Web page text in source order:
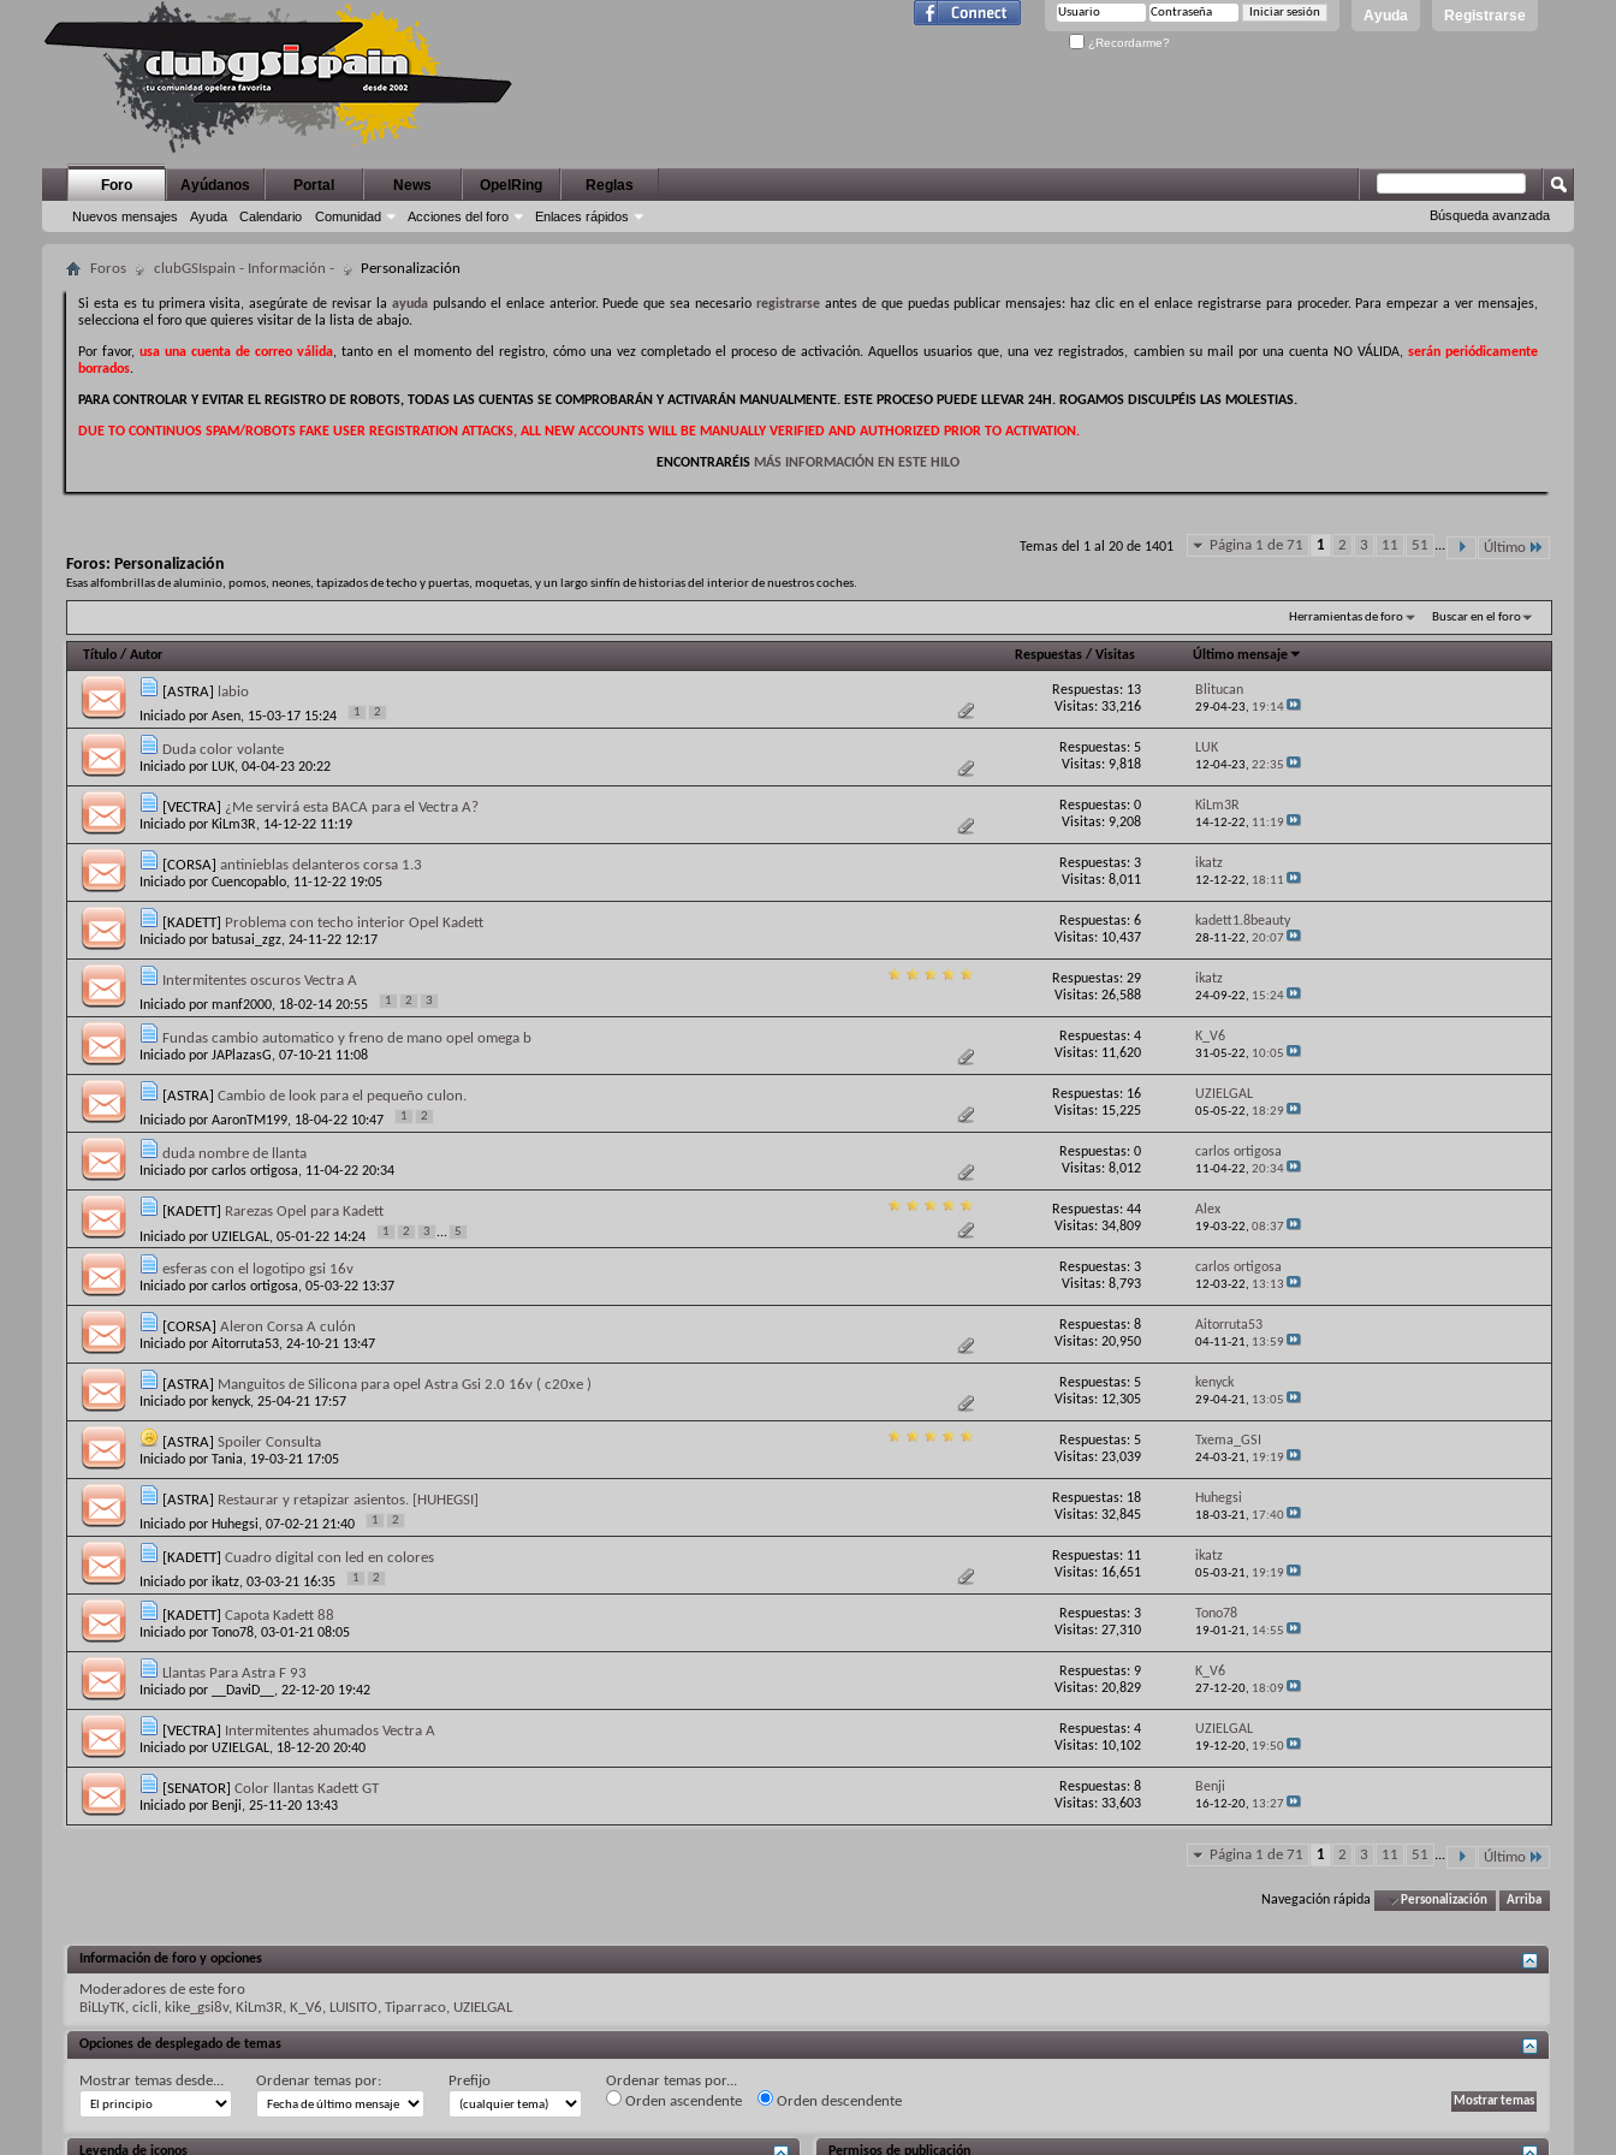
Registrarse
Ayuda
¿Recordarme?
Foro
Nuevos mensajes Ayuda Calendario Comunidad Acciones del foro Enlaces rápidos
Ayúdanos Portal News OpelRing Reglas
Búsqueda avanzada
Foros clubGSIspain - Información - Personalización
Si esta es tu primera visita, asegúrate de revisar la ayudapulsando el enlace anterior. Puede que sea necesarioregistrarse antes de que puedas publicar mensajes: haz clic en el enlace registrarse para proceder. Para empezar a ver mensajes,
selecciona el foro que quieres visitar de la lista de abajo.
Por favor,usa una cuenta de correo válida, tanto en el momento del registro, cómo una vez completado el proceso de activación. Aquellos usuarios que, una vez registrados, cambien su mail por una cuenta NO VÁLIDA, serán periódicamente
borrados.
PARA CONTROLAR Y EVITAR EL REGISTRO DE ROBOTS, TODAS LAS CUENTAS SE COMPROBARÁN Y ACTIVARÁN MANUALMENTE. ESTE PROCESO PUEDE LLEVAR 24H. ROGAMOS DISCULPÉIS LAS MOLESTIAS.
DUE TO CONTINUOS SPAM/ROBOTS FAKE USER REGISTRATION ATTACKS, ALL NEW ACCOUNTS WILL BE MANUALLY VERIFIED AND AUTHORIZED PRIOR TO ACTIVATION.
ENCONTRARÉIS MÁS INFORMACIÓN EN ESTE HILO
Página 1 de 71 1 2 3 11 51 ... Último
Temas del 1 al 20 de 1401
Foros: Personalización
Esas alfombrillas de aluminio, pomos, neones, tapizados de techo y puertas, moquetas, y un largo sinfín de historias del interior de nuestros coches.
Herramientas de foro Buscar en el foro
Título / Autor Respuestas /Visitas Último mensaje
[ASTRA] labio
Iniciado por Asen, 15-03-17 15:24 1 2
Respuestas: 13
Visitas: 33,216
Blitucan
29-04-23, 19:14
Duda color volante
Iniciado por LUK, 04-04-23 20:22
Respuestas: 5
Visitas: 9,818
LUK
12-04-23, 22:35
[VECTRA] ¿Me servirá esta BACA para el Vectra A?
Iniciado por KiLm3R, 14-12-22 11:19
Respuestas: 0
Visitas: 9,208
KiLm3R
14-12-22, 11:19
[CORSA] antinieblas delanteros corsa 1.3
Iniciado por Cuencopablo, 11-12-22 19:05
Respuestas: 3
Visitas: 8,011
ikatz
12-12-22, 18:11
[KADETT] Problema con techo interior Opel Kadett
Iniciado por batusai_zgz, 24-11-22 12:17
Respuestas: 6
Visitas: 10,437
kadett1.8beauty
28-11-22, 20:07
Intermitentes oscuros Vectra A
Iniciado por manf2000, 18-02-14 20:55 1 2 3
Respuestas: 29
Visitas: 26,588
ikatz
24-09-22, 15:24
Fundas cambio automatico y freno de mano opel omega b
Iniciado por JAPlazasG, 07-10-21 11:08
Respuestas: 4
Visitas: 11,620
K_V6
31-05-22, 10:05
[ASTRA] Cambio de look para el pequeño culon.
Iniciado por AaronTM199, 18-04-22 10:47 1 2
Respuestas: 16
Visitas: 15,225
UZIELGAL
05-05-22, 18:29
duda nombre de llanta
Iniciado por carlos ortigosa, 11-04-22 20:34
Respuestas: 0
Visitas: 8,012
carlos ortigosa
11-04-22, 20:34
[KADETT] Rarezas Opel para Kadett
Iniciado por UZIELGAL, 05-01-22 14:24 1 2 3 ... 5
Respuestas: 44
Visitas: 34,809
Alex
19-03-22, 08:37
esferas con el logotipo gsi 16v
Iniciado por carlos ortigosa, 05-03-22 13:37
Respuestas: 3
Visitas: 8,793
carlos ortigosa
12-03-22, 13:13
[CORSA] Aleron Corsa A culón
Iniciado por Aitorruta53, 24-10-21 13:47
Respuestas: 8
Visitas: 20,950
Aitorruta53
04-11-21, 13:59
[ASTRA] Manguitos de Silicona para opel Astra Gsi 2.0 16v ( c20xe )
Iniciado por kenyck, 25-04-21 17:57
Respuestas: 5
Visitas: 12,305
kenyck
29-04-21, 13:05
[ASTRA] Spoiler Consulta
Iniciado por Tania, 19-03-21 17:05
Respuestas: 5
Visitas: 23,039
Txema_GSI
24-03-21, 19:19
[ASTRA] Restaurar y retapizar asientos. [HUHEGSI]
Iniciado por Huhegsi, 07-02-21 21:40 1 2
Respuestas: 18
Visitas: 32,845
Huhegsi
18-03-21, 17:40
[KADETT] Cuadro digital con led en colores
Iniciado por ikatz, 03-03-21 16:35 1 2
Respuestas: 11
Visitas: 16,651
ikatz
05-03-21, 19:19
[KADETT] Capota Kadett 88
Iniciado por Tono78, 03-01-21 08:05
Respuestas: 3
Visitas: 27,310
Tono78
19-01-21, 14:55
Llantas Para Astra F 93
Iniciado por __DaviD__ , 22-12-20 19:42
Respuestas: 9
Visitas: 20,829
K_V6
27-12-20, 18:09
[VECTRA] Intermitentes ahumados Vectra A
Iniciado por UZIELGAL, 18-12-20 20:40
Respuestas: 4
Visitas: 10,102
UZIELGAL
19-12-20, 19:50
[SENATOR] Color llantas Kadett GT
Iniciado por Benji, 25-11-20 13:43
Respuestas: 8
Visitas: 33,603
Benji
16-12-20, 13:27
Página 1 de 71 1 2 3 11 51 ... Último
Navegación rápida Personalización Arriba
Información de foro y opciones
Moderadores de este foro
BiLLyTK, cicli, kike_gsi8v, KiLm3R, K_V6, LUISITO, Tiparraco, UZIELGAL
Opciones de desplegado de temas
Mostrar temas desde... Ordenar temas por: Prefijo
Ordenar temas por...
Orden ascendente
Orden descendente
Leyenda de iconos Permisos de publicación